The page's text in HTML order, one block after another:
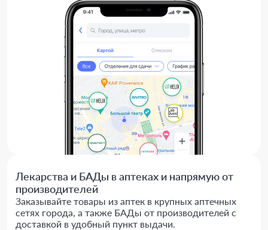
Лекарства и БАДы в аптеках и напрямую от
производителей
Заказывайте товары из аптек в крупных аптечных
сетях города, а также БАДы от производителей с
доставкой в удобный пункт выдачи.